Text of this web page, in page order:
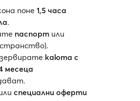
поне 1,5 часа
.
паспорт или
каюта с
месеца
специални оферти